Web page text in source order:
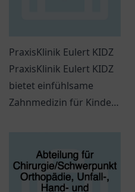
PraxisKlinik Eulert KIDZ
PraxisKlinik Eulert KIDZ
bietet einfühlsame
Zahnmedizin für Kinder
für gesunde Zähne.